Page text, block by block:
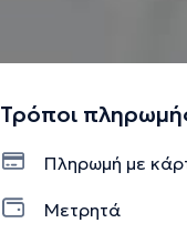
Τρόποι
Πληρωμή με
Μετρητά